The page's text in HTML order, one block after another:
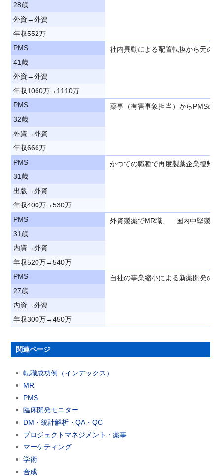
28歳
外資→外資
年収552万
PMS
社内異動による配置転換から元の
41歳
外資→外資
年収1060万→1110万
PMS
薬事（有害事象担当）からPMSの
32歳
外資→外資
年収666万
PMS
かつての職種で再度製薬企業復帰
31歳
出版→外資
年収400万→530万
PMS
外資製薬でMR職、 国内中堅製薬
31歳
内資→外資
年収520万→540万
PMS
自社の事業縮小による新薬開発の
27歳
内資→外資
年収300万→450万
関連ページ
転職成功例（インデックス）
MR
PMS
臨床開発モニター
DM・統計解析・QA・QC
プロジェクトマネジメント・薬事
マーケティング
学術
合成